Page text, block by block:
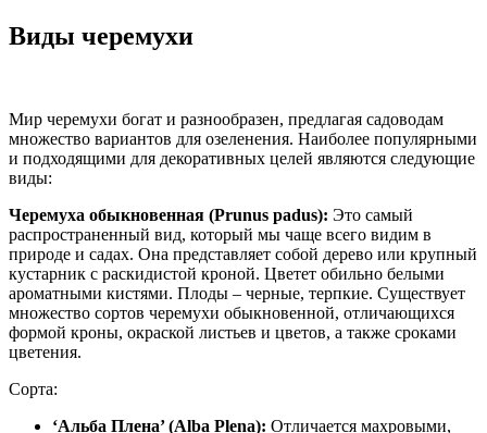
Виды черемухи
Мир черемухи богат и разнообразен, предлагая садоводам
множество вариантов для озеленения. Наиболее популярными
и подходящими для декоративных целей являются следующие
виды:
Черемуха обыкновенная (Prunus padus): Это самый
распространенный вид, который мы чаще всего видим в
природе и садах. Она представляет собой дерево или крупный
кустарник с раскидистой кроной. Цветет обильно белыми
ароматными кистями. Плоды – черные, терпкие. Существует
множество сортов черемухи обыкновенной, отличающихся
формой кроны, окраской листьев и цветов, а также сроками
цветения.
Сорта:
‘Альба Плена’ (Alba Plena): Отличается махровыми,